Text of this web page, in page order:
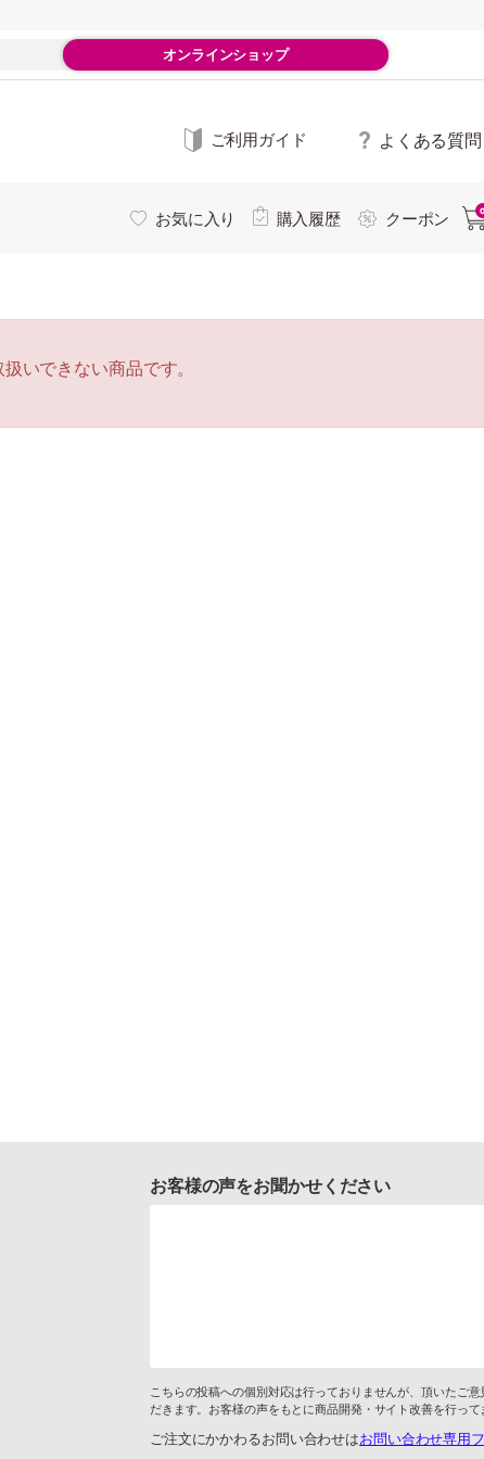
オンラインショップ
ご利用ガイド よくある質問
お気に入り 購入履歴 クーポン 0
いできない商品です。
お客様の声をお聞かせください
こちらの投稿への個別対応は行っておりませんが、頂いたご
だきます。お客様の声をもとに商品開発・サイト改善を行って
ご注文にかかわるお問い合わせはお問い合わせ専用